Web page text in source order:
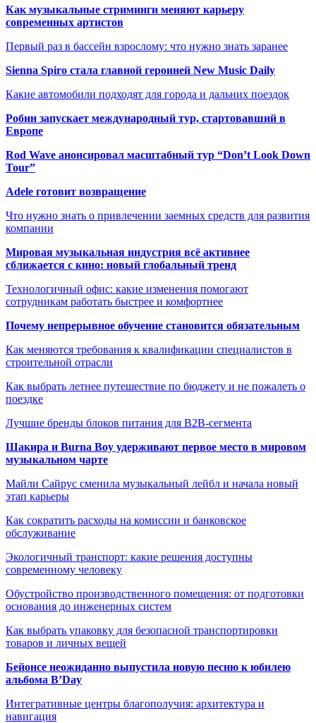
Как музыкальные стриминги меняют карьеру
современных артистов
Первый раз в бассейн взрослому: что нужно знать заранее
Sienna Spiro стала главной героиней New Music Daily
Какие автомобили подходят для города и дальних поездок
Робин запускает международный тур, стартовавший в
Европе
Rod Wave анонсировал масштабный тур “Don’t Look Down
Tour”
Adele готовит возвращение
Что нужно знать о привлечении заемных средств для развития
компании
Мировая музыкальная индустрия всё активнее
сближается с кино: новый глобальный тренд
Технологичный офис: какие изменения помогают
сотрудникам работать быстрее и комфортнее
Почему непрерывное обучение становится обязательным
Как меняются требования к квалификации специалистов в
строительной отрасли
Как выбрать летнее путешествие по бюджету и не пожалеть о
поездке
Лучшие бренды блоков питания для B2B-сегмента
Шакира и Burna Boy удерживают первое место в мировом
музыкальном чарте
Майли Сайрус сменила музыкальный лейбл и начала новый
этап карьеры
Как сократить расходы на комиссии и банковское
обслуживание
Экологичный транспорт: какие решения доступны
современному человеку
Обустройство производственного помещения: от подготовки
основания до инженерных систем
Как выбрать упаковку для безопасной транспортировки
товаров и личных вещей
Бейонсе неожиданно выпустила новую песню к юбилею
альбома B’Day
Интегративные центры благополучия: архитектура и
навигация